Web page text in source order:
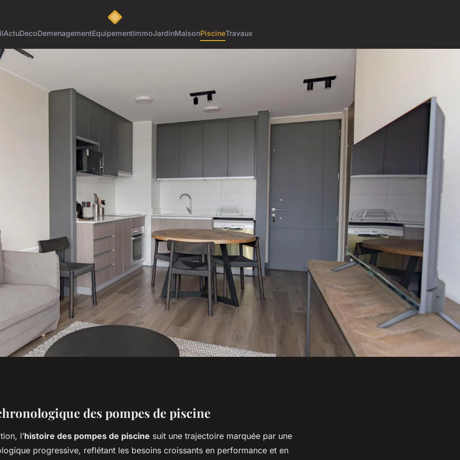
ActuDecoDemenagementEquipementImmoJardinMaisonPiscineTravaux
Pompes de
Classique à
des pompes de piscine
l’histoire des pompes de piscine suit une trajectoire marquée par une
progressive, reflétant les besoins croissants en performance et en